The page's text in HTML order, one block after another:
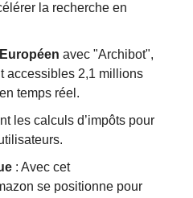
la recherche en
avec "Archibot",
accessibles 2,1 millions
temps réel.
les calculs d’impôts pour
: Avec cet
se positionne pour